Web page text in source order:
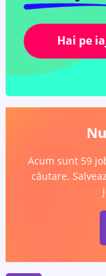
Hai pe
Acum sunt 59
căutare.